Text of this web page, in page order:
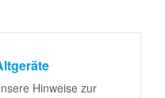
Hinweise zur